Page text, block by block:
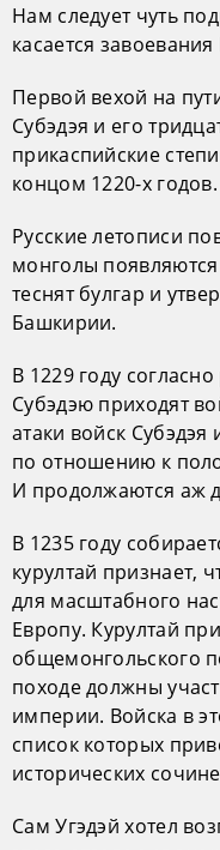
Нам следует чуть
касается
Первой вехой на
Субэдэя и его
прикаспийские
концом 1220-х годов.
Русские летописи
монголы
теснят булгар и
Башкирии.
В 1229 году
Субэдэю приходят
атаки войск
по отношению к
И продолжаются аж
В 1235 году
курултай признает,
для масштабного
Европу. Курултай
общемонгольского
походе должны
империи. Войска в
список которых
исторических
Сам Угэдэй хотел